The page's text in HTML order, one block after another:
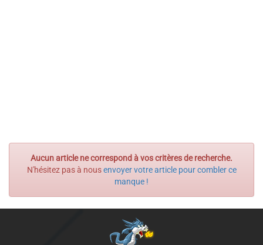
Aucun article ne correspond à vos critères de recherche.
N'hésitez pas à nousenvoyer votre article pour combler ce
manque !